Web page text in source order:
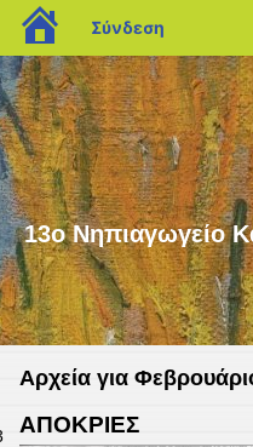
13ο Νηπιαγωγείο
Αρχεία για
ΑΠΟΚΡΙΕΣ
blogs.sch.gr
Σύνδεση